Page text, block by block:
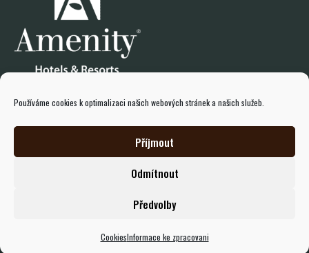
Používáme cookies k optimalizaci našich webových stránek a našich služeb.
Příjmout
Odmítnout
Předvolby
CookiesInformace ke zpracovani
© 2026 Všechna práva vyhrazena amenity.cz